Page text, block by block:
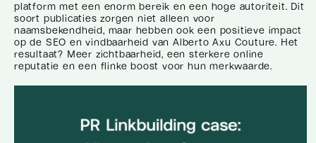
platform met een enorm bereik en een hoge autoriteit. Dit
soort publicaties zorgen niet alleen voor
naamsbekendheid, maar hebben ook een positieve impact
op de SEO en vindbaarheid van Alberto Axu Couture. Het
resultaat? Meer zichtbaarheid, een sterkere online
reputatie en een flinke boost voor hun merkwaarde.